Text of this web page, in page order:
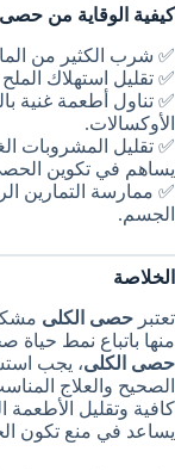
كيفية الوقاية من
✅ شرب الكثير من
✅ تقليل استهلاك الملح
✅ تناول أطعمة غنية
الأوكسالات.
✅ تقليل المشروبات
يساهم في تكوين
✅ ممارسة التمارين
الجسم.
الخلاصة
تعتبر حصى الكلى
منها باتباع نمط
حصى الكلى، يجب
الصحيح والعلاج
كافية وتقليل الأطعمة
يساعد في منع تكون